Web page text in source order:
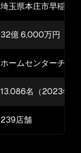
埼玉県本庄市早稲田
32億 6,000万円
ホームセンターチェ
13.086名（2023年2
239店舗